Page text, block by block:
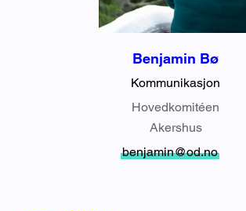
Benjamin Bø
Kommunikasjon
Hovedkomitéen
Akershus
benjamin@od.no